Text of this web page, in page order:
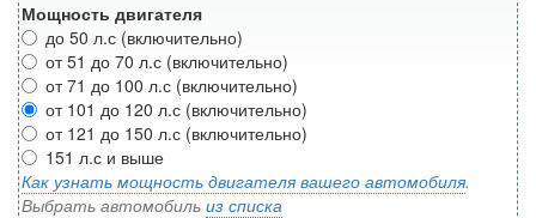
Мощность двигателя
до 50 л.с (включительно)
от 51 до 70 л.с (включительно)
от 71 до 100 л.с (включительно)
от 101 до 120 л.с (включительно)
от 121 до 150 л.с (включительно)
151 л.с и выше
Как узнать мощность двигателя вашего автомобиля.
Выбрать автомобиль из списка